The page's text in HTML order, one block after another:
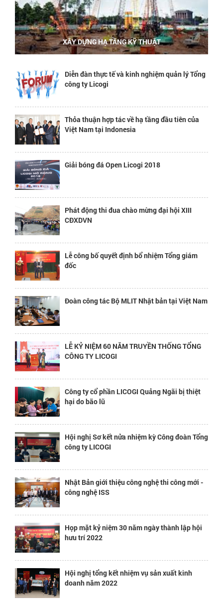
XÂY DỰNG HẠ TẦNG KỸ THUẬT
Diễn đàn thực tế và kinh nghiệm quản lý Tổng
công ty Licogi
Thỏa thuận hợp tác về hạ tầng đầu tiên của
Việt Nam tại Indonesia
Giải bóng đá Open Licogi 2018
Phát động thi đua chào mừng đại hội XIII
CĐXDVN
Lễ công bố quyết định bổ nhiệm Tổng giám
đốc
Đoàn công tác Bộ MLIT Nhật bản tại Việt Nam
LỄ KỶ NIỆM 60 NĂM TRUYỀN THỐNG TỔNG
CÔNG TY LICOGI
Công ty cổ phần LICOGI Quảng Ngãi bị thiệt
hại do bão lũ
Hội nghị Sơ kết nửa nhiệm kỳ Công đoàn Tổng
công ty LICOGI
Nhật Bản giới thiệu công nghệ thi công mới -
công nghệ ISS
Họp mặt kỷ niệm 30 năm ngày thành lập hội
hưu trí 2022
Hội nghị tổng kết nhiệm vụ sản xuất kinh
doanh năm 2022